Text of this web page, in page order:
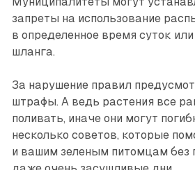
запреты на использование
в определенное время суток
шланга.
За нарушение правил
штрафы. А ведь растения все
поливать, иначе они могут
несколько советов, которые
и вашим зеленым питомцам без